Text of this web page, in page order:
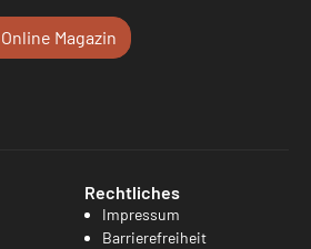
Magazin
Rechtliches
Impressum
Barrierefreiheit